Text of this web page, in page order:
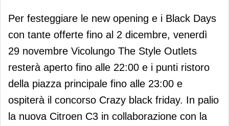
Per festeggiare le new opening e i Black Days
con tante offerte fino al 2 dicembre, venerdì
29 novembre Vicolungo The Style Outlets
resterà aperto fino alle 22:00 e i punti ristoro
della piazza principale fino alle 23:00 e
ospiterà il concorso Crazy black friday. In palio
la nuova Citroen C3 in collaborazione con la